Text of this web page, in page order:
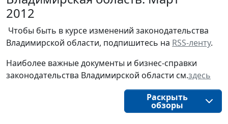
2012
Чтобы быть в курсе изменений законодательства
Владимирской области, подпишитесь на RSS-ленту.
Наиболее важные документы и бизнес-справки
законодательства Владимирской области см.здесь
Раскрыть
обзоры